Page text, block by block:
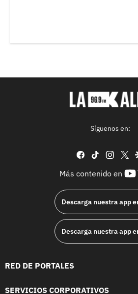
Síguenos en:
facebook
tiktok
Más contenido en
Descarga nuestra app
Descarga nuestra app
RED DE PORTALES
SERVICIOS CORPORATIVOS